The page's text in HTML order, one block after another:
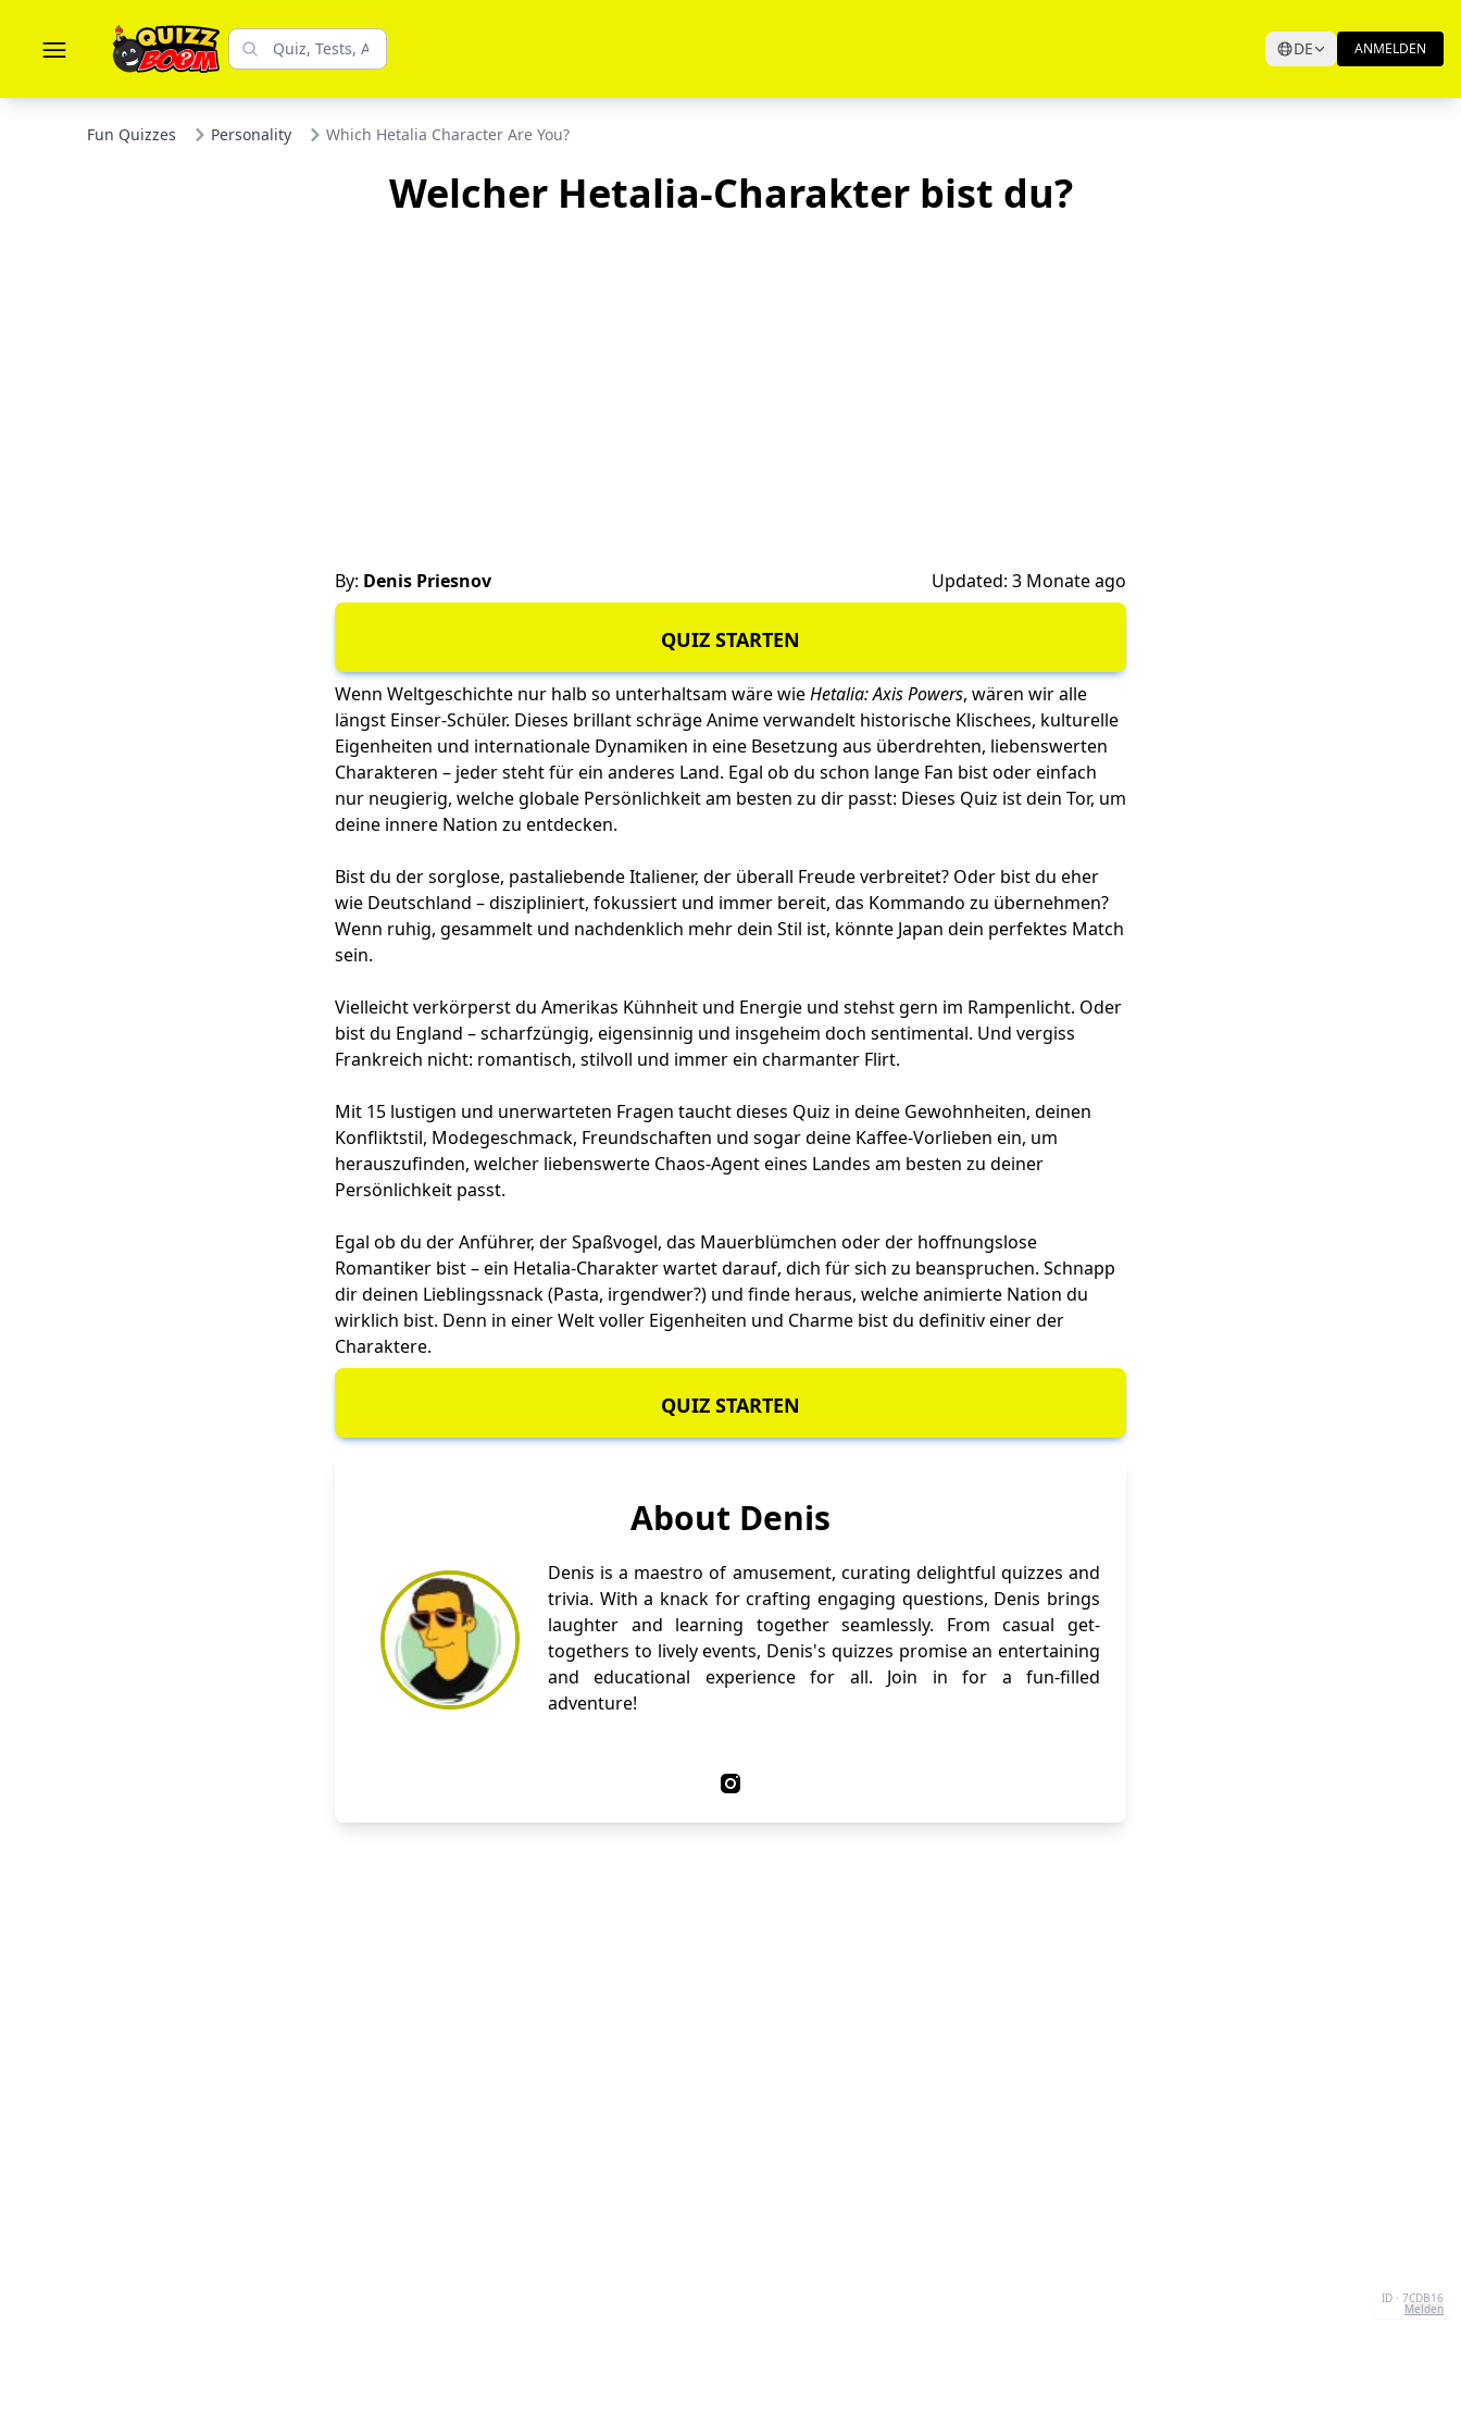
DE ANMELDEN
Fun Quizzes Personality Which Hetalia Character Are You?
Welcher Hetalia-Charakter bist du?
By: Denis Priesnov Updated: 3 Monate ago
QUIZ STARTEN
Wenn Weltgeschichte nur halb so unterhaltsam wäre wieHetalia: Axis Powers, wären wir alle
längst Einser-Schüler. Dieses brillant schräge Anime verwandelt historische Klischees, kulturelle
Eigenheiten und internationale Dynamiken in eine Besetzung aus überdrehten, liebenswerten
Charakteren – jeder steht für ein anderes Land. Egal ob du schon lange Fan bist oder einfach
nur neugierig, welche globale Persönlichkeit am besten zu dir passt: Dieses Quiz ist dein Tor, um
deine innere Nation zu entdecken.
Bist du der sorglose, pastaliebende Italiener, der überall Freude verbreitet? Oder bist du eher
wie Deutschland – diszipliniert, fokussiert und immer bereit, das Kommando zu übernehmen?
Wenn ruhig, gesammelt und nachdenklich mehr dein Stil ist, könnte Japan dein perfektes Match
sein.
Vielleicht verkörperst du Amerikas Kühnheit und Energie und stehst gern im Rampenlicht. Oder
bist du England – scharfzüngig, eigensinnig und insgeheim doch sentimental. Und vergiss
Frankreich nicht: romantisch, stilvoll und immer ein charmanter Flirt.
Mit 15 lustigen und unerwarteten Fragen taucht dieses Quiz in deine Gewohnheiten, deinen
Konfliktstil, Modegeschmack, Freundschaften und sogar deine Kaffee-Vorlieben ein, um
herauszufinden, welcher liebenswerte Chaos-Agent eines Landes am besten zu deiner
Persönlichkeit passt.
Egal ob du der Anführer, der Spaßvogel, das Mauerblümchen oder der hoffnungslose
Romantiker bist – ein Hetalia-Charakter wartet darauf, dich für sich zu beanspruchen. Schnapp
dir deinen Lieblingssnack (Pasta, irgendwer?) und finde heraus, welche animierte Nation du
wirklich bist. Denn in einer Welt voller Eigenheiten und Charme bist du definitiv einer der
Charaktere.
QUIZ STARTEN
About Denis
Denis is a maestro of amusement, curating delightful quizzes and
trivia. With a knack for crafting engaging questions, Denis brings
laughter and learning together seamlessly. From casual get-
togethers to lively events, Denis's quizzes promise an entertaining
and educational experience for all. Join in for a fun-filled
adventure!
ID · 7CDB16
Melden